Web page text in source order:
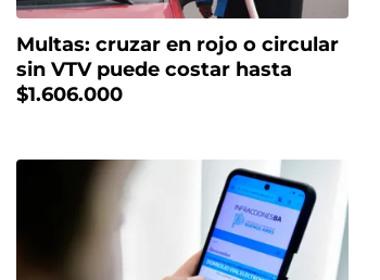
Multas: cruzar en rojo o circular
sin VTV puede costar hasta
$1.606.000